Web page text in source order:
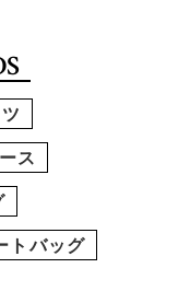
ス
トバッグ